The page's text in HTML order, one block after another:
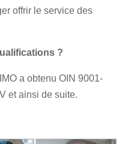
offrir le service des
?
a obtenu OIN 9001-
et ainsi de suite.